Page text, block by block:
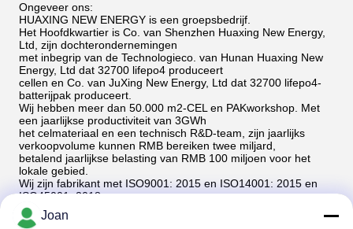
Ongeveer ons:
HUAXING NEW ENERGY is een groepsbedrijf.
Het Hoofdkwartier is Co. van Shenzhen Huaxing New Energy,
Ltd, zijn dochterondernemingen
met inbegrip van de Technologieco. van Hunan Huaxing New
Energy, Ltd dat 32700 lifepo4 produceert
cellen en Co. van JuXing New Energy, Ltd dat 32700 lifepo4-
batterijpak produceert.
Wij hebben meer dan 50.000 m2-CEL en PAKworkshop. Met
een jaarlijkse productiviteit van 3GWh
het celmateriaal en een technisch R&D-team, zijn jaarlijks
verkoopvolume kunnen RMB bereiken twee miljard,
betalend jaarlijkse belasting van RMB 100 miljoen voor het
lokale gebied.
Wij zijn fabrikant met ISO9001: 2015 en ISO14001: 2015 en
ISO45001: 2018.
Onze 32700 lifepo4-cel gaat over:
UL1642/BIS/PSE/CE/Rohs/IEC62619/IEC61960/IEC62133/
Joan